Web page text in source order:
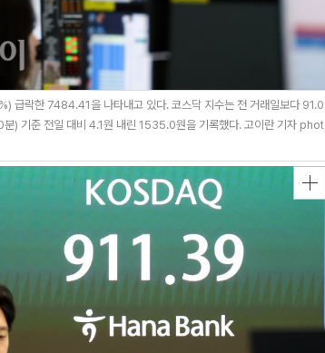
급락한 7484.41을 나타내고 있다. 코스닥 지수는 전 거래일보다 91.0
) 기준 전일 대비 4.1원 내린 1535.0원을 기록했다. 고이란 기자 phot